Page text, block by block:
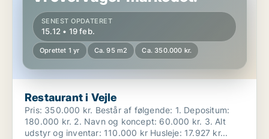
SENEST OPDATERET
15.12 • 19 feb.
Oprettet 1 yr Ca. 95 m2 Ca. 350.000 kr.
Restaurant i Vejle
Pris: 350.000 kr. Består af følgende: 1. Depositum:
180.000 kr. 2. Navn og koncept: 60.000 kr. 3. Alt
udstyr og inventar: 110.000 kr Husleje: 17.927 kr...